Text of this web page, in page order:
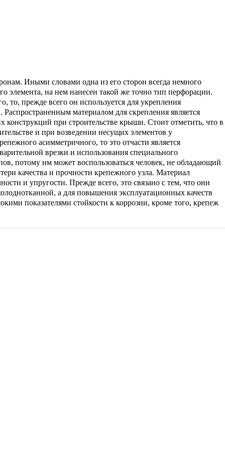
Иными словами одна из его сторон всегда немного
элемента, на нем нанесен такой же точно тип перфорации.
то, прежде всего он используется для укрепления
Распространенным материалом для скрепления является
при строительстве крыши. Стоит отметить, что в
и при возведении несущих элементов у
асимметричного, то это отчасти является
врезки и использования специального
потому им может воспользоваться человек, не обладающий
качества и прочности крепежного узла. Материал
и упругости. Прежде всего, это связано с тем, что они
а для повышения эксплуатационных качеств
показателями стойкости к коррозии, кроме того, крепеж